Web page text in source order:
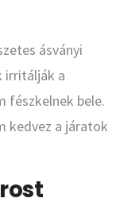
ásványi
irritálják a
fészkelnek bele.
kedvez a járatok